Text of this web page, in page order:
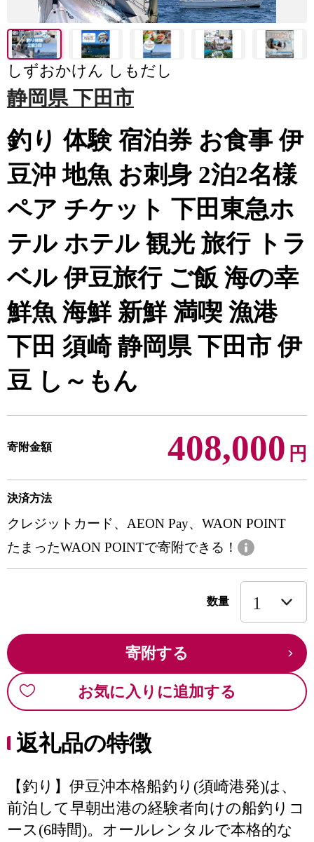
しずおかけん しもだし
静岡県 下田市
釣り 体験 宿泊券 お食事 伊
豆沖 地魚 お刺身 2泊2名様
ペア チケット 下田東急ホ
テル ホテル 観光 旅行 トラ
ベル 伊豆旅行 ご飯 海の幸
鮮魚 海鮮 新鮮 満喫 漁港
下田 須崎 静岡県 下田市 伊
豆 し～もん
寄附金額 408,000 円
決済方法
クレジットカード、AEON Pay、WAON POINT
たまったWAON POINTで寄附できる！
数量
寄附する
お気に入りに追加する
返礼品の特徴
【釣り】伊豆沖本格船釣り(須崎港発)は、
前泊して早朝出港の経験者向けの船釣りコ
ース(6時間)。オールレンタルで本格的な